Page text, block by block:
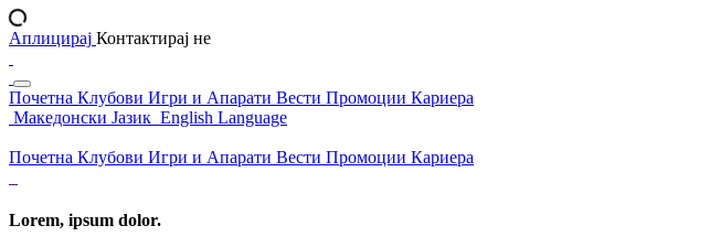
Аплицирај Контактирај не
Почетна Клубови Игри и Апарати Вести Промоции Кариера
Македонски Јазик English Language
Почетна Клубови Игри и Апарати Вести Промоции Кариера
Lorem, ipsum dolor.